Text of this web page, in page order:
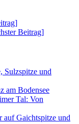
Beitrag]
Sulzspitze und
am Bodensee
Tal: Von
auf Gaichtspitze und